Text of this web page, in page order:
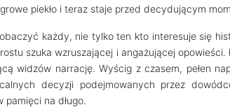
piekło i teraz staje przed decydującym
każdy, nie tylko ten kto interesuje się
szuka wzruszającej i angażującej
widzów narrację. Wyścig z czasem, pełen
decyzji podejmowanych przez
na długo.